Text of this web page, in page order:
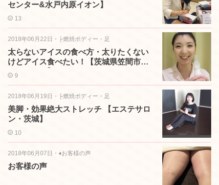
センター&水戸内原イオン】
13
2018年06月22日 ・ ├燃焼ボディー・足
太らないアイスの食べ方・太りたくない
けどアイス食べたい！【茨城県笠間市エ
ステサロン】
9
2018年06月19日 ・ ├燃焼ボディー・足
美脚・効果絶大ストレッチ 【エステサロ
ン・茨城】
10
2018年06月07日 ・ ♦お客様の声
お客様の声